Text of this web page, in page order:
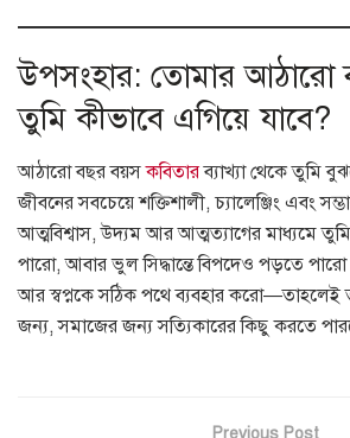
উপসংহার: তোমার
তুমি কীভাবে এগিয়ে যাবে?
আঠারো বছর বয়সকবিতারব্যাখ্যা থেকে তুমি
জীবনের সবচেয়ে শক্তিশালী, চ্যালেঞ্জিং এবং
আত্মবিশ্বাস, উদ্যম আর আত্মত্যাগের মাধ্যমে
পারো, আবার ভুল সিদ্ধান্তে বিপদেও পড়তে
আর স্বপ্নকে সঠিক পথে ব্যবহার করো—তাহলেই
জন্য, সমাজের জন্য সত্যিকারের কিছু করতে
Previous Post